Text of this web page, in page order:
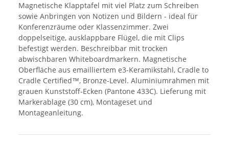
Magnetische Klapptafel mit viel Platz zum Schreiben
sowie Anbringen von Notizen und Bildern - ideal für
Konferenzräume oder Klassenzimmer. Zwei
doppelseitige, ausklappbare Flügel, die mit Clips
befestigt werden. Beschreibbar mit trocken
abwischbaren Whiteboardmarkern. Magnetische
Oberfläche aus emailliertem e3-Keramikstahl, Cradle to
Cradle Certified™, Bronze-Level. Aluminiumrahmen mit
grauen Kunststoff-Ecken (Pantone 433C). Lieferung mit
Markerablage (30 cm), Montageset und
Montageanleitung.